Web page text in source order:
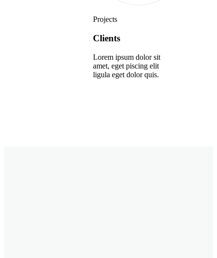
Projects
Clients
Lorem ipsum dolor sit
amet, eget piscing elit
ligula eget dolor quis.